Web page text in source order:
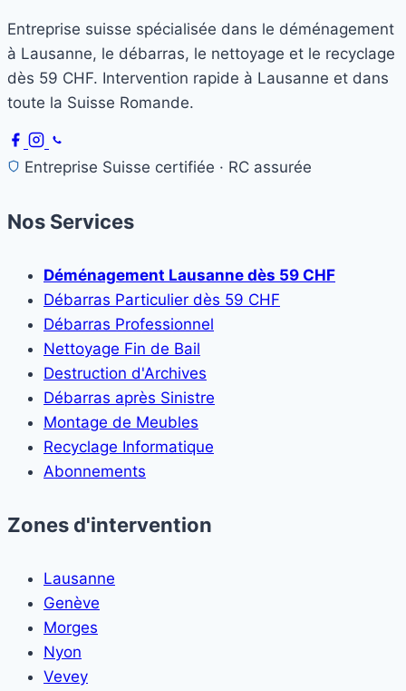
Entreprise suisse spécialisée dans le déménagement
à Lausanne, le débarras, le nettoyage et le recyclage
dès 59 CHF. Intervention rapide à Lausanne et dans
toute la Suisse Romande.
Entreprise Suisse certifiée · RC assurée
Nos Services
Déménagement Lausanne dès 59 CHF
Débarras Particulier dès 59 CHF
Débarras Professionnel
Nettoyage Fin de Bail
Destruction d'Archives
Débarras après Sinistre
Montage de Meubles
Recyclage Informatique
Abonnements
Zones d'intervention
Lausanne
Genève
Morges
Nyon
Vevey